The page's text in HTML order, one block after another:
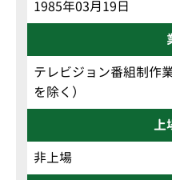
1985年03月19日
テレビジョン番組制作
を除く）
上
非上場